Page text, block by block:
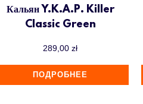
Кальян Y.K.A.P. Killer
Classic Green
289,00zł
ПОДРОБНЕЕ